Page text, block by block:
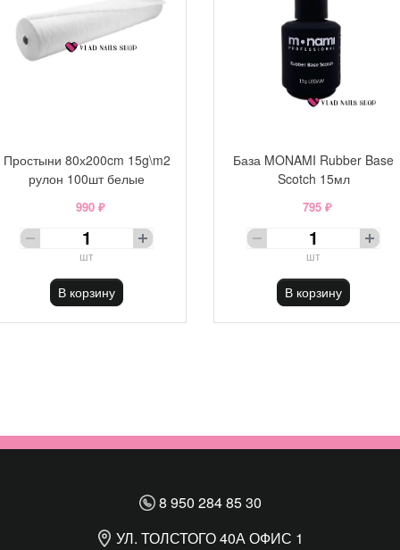
Простыни 80х200cm 15g\m2
рулон 100шт белые
990 ₽
шт
В корзину
База MONAMI Rubber Base
Scotch 15мл
795 ₽
шт
В корзину
8 950 284 85 30
УЛ. ТОЛСТОГО 40А ОФИС 1